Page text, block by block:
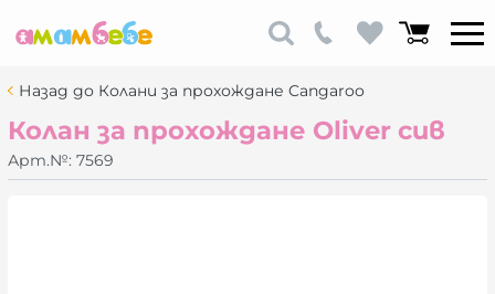
Назад до Колани за прохождане Cangaroo
Колан за прохождане Oliver сив
Арт.№: 7569